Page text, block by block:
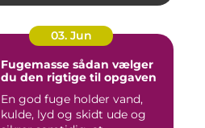
03. Jun
Fugemasse sådan vælger
du den rigtige til opgaven
En god fuge holder vand,
kulde, lyd og skidt ude og